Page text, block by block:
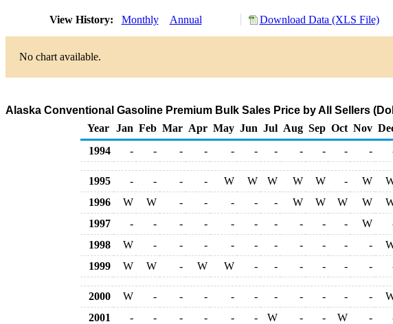
View History: Monthly Annual Download Data (XLS File)
No chart available.
Alaska Conventional Gasoline Premium Bulk Sales Price by All Sellers
Year
Jan Feb Mar Apr May Jun Jul Aug Sep Oct Nov
1994
- - - - - - - - - - -
1995 - - - - W W W W W - W
1996
W W - - - - - W W W W
1997
- - - - - - - - - - W
1998
W - - - - - - - - - -
1999
W W - W W - - - - - -
2000 W - - - - - - - - - -
2001
- - - - - - W - - W -